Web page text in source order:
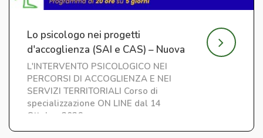
Lo psicologo nei progetti
d'accoglienza (SAI e CAS) – Nuova
edizione
L'INTERVENTO PSICOLOGICO NEI
PERCORSI DI ACCOGLIENZA E NEI
SERVIZI TERRITORIALI Corso di
specializzazione ON LINE dal 14
Ottobre 2026